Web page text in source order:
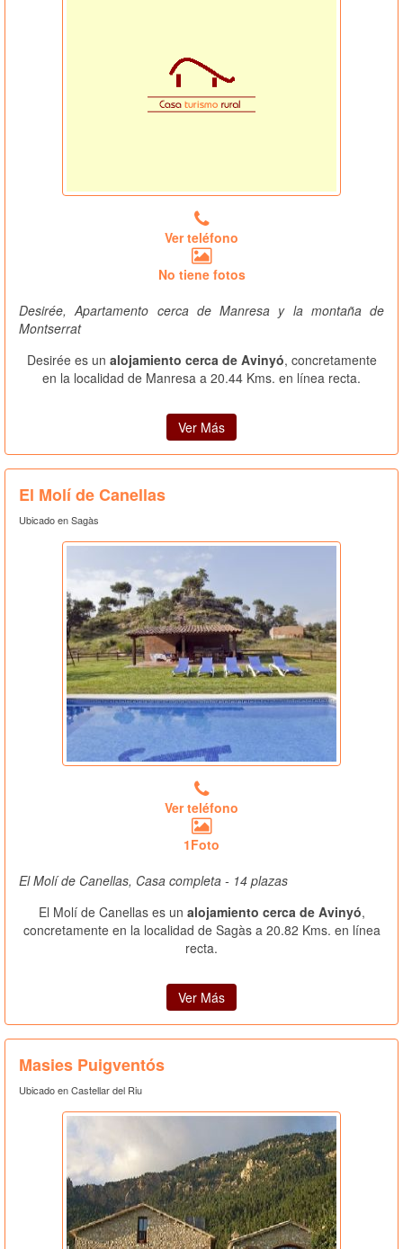
Ver teléfono
No tiene fotos
Desirée, Apartamento cerca de Manresa y la montaña de
Montserrat
Desirée es un alojamiento cerca de Avinyó, concretamente
en la localidad de Manresa a 20.44 Kms. en línea recta.
Ver Más
El Molí de Canellas
Ubicado en Sagàs
Ver teléfono
1Foto
El Molí de Canellas, Casa completa - 14 plazas
El Molí de Canellas es un alojamiento cerca de Avinyó,
concretamente en la localidad de Sagàs a 20.82 Kms. en línea
recta.
Ver Más
Masies Puigventós
Ubicado en Castellar del Riu